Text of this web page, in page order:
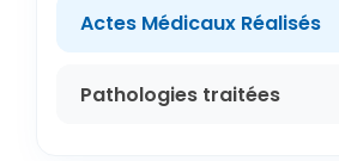
Actes Médicaux Réalisés
Pathologies traitées